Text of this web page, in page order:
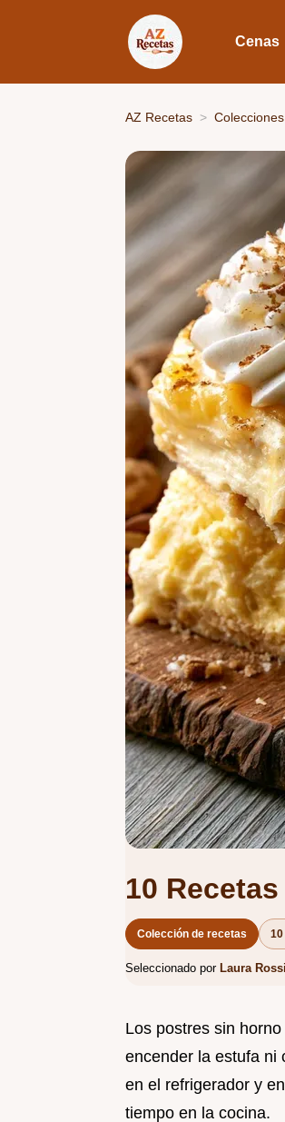
Cenas
AZ Recetas
10
Colección de recetas
Seleccionado por Laura Rossi
Los postres sin
encender la estufa ni
en el refrigerador y
tiempo en la cocina.